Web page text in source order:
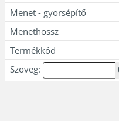
Menet - gyorsépítő
Menethossz
Termékkód
Szöveg: